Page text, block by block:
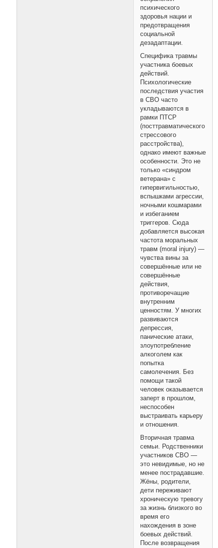
психического
здоровья нации и
предотвращения
социальной
дезадаптации.
Специфика травмы
участника боевых
действий.
Психологические
последствия участия
в СВО часто
укладываются в
рамки ПТСР
(посттравматического
стрессового
расстройства),
однако имеют важные
особенности. Это не
только «синдром
ветерана» с
гипервигильностью,
вспышками агрессии,
ночными кошмарами
и избеганием
триггеров. Сюда
добавляется высокая
частота моральных
травм (moral injury) —
чувства вины за
совершённые или не
совершённые
действия,
противоречащие
внутренним
ценностям. У многих
развиваются
депрессия,
панические атаки,
злоупотребление
алкоголем как
попытка
самолечения. Без
помощи такой
человек оказывается
заперт в прошлом,
неспособен
выстраивать карьеру
и отношения.
Вторичная травма
семьи. Родственники
участников СВО —
это невидимые, но не
менее пострадавшие.
Жёны, родители,
дети переживают
хроническую тревогу
за жизнь близкого во
время его
нахождения в зоне
боевых действий.
После возвращения